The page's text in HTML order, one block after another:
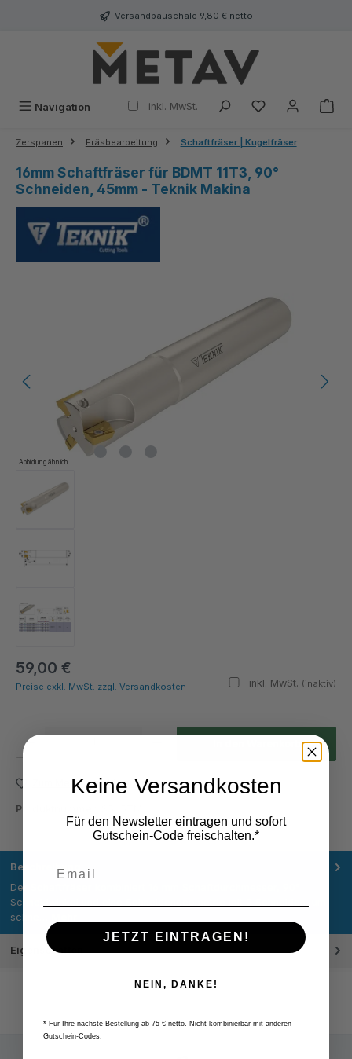
Versandpauschale 9,80 € netto
Navigation inkl. MwSt.
Zerspanen Fräsbearbeitung Schaftfräser | Kugelfräser
16mm Schaftfräser für BDMT 11T3, 90°
Schneiden, 45mm - Teknik Makina
Abbildung ähnlich
59,00 €
inkl. MwSt. (inaktiv)
Preise exkl. MwSt. zzgl. Versandkosten
Zum Merkzettel hinzufügen
Produktnummer:
Beschreibung
Der Schaftfräser kombiniert 16 mm Schaftdurchmesser, 90°
Schneidwinkel und eine Schneidengeometrie mit 2 Schneiden, um
schne…
Eigenschaften
Keine Versandkosten
Für den Newsletter eintragen und sofort
Gutschein-Code freischalten.*
JETZT EINTRAGEN!
NEIN, DANKE!
* Für Ihre nächste Bestellung ab 75 € netto. Nicht kombinierbar mit anderen
Gutschein-Codes.